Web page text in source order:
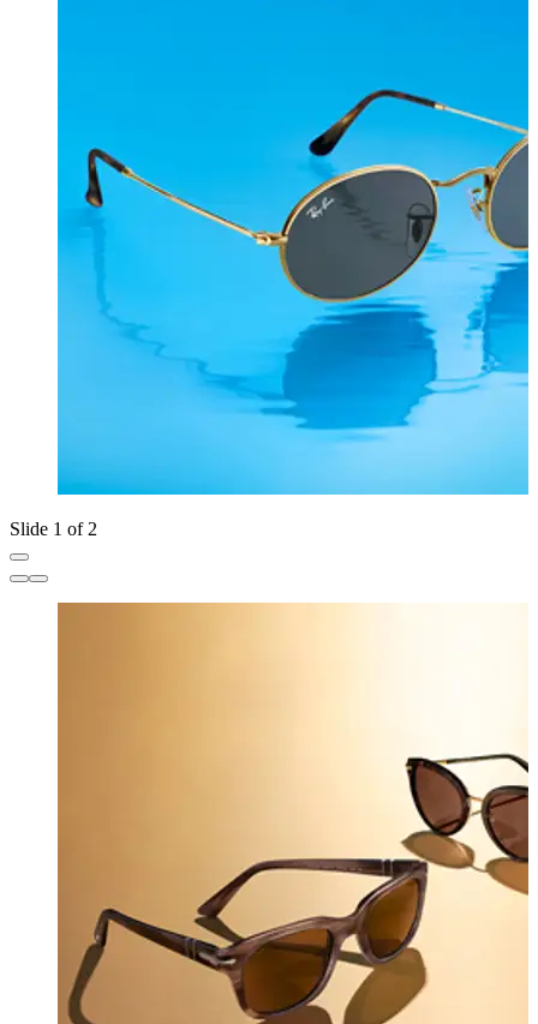
Slide 1 of 2